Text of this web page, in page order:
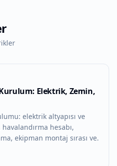
Elektrik, Zemin,
elektrik altyapısı ve
hesabı,
ekipman montaj sırası ve.